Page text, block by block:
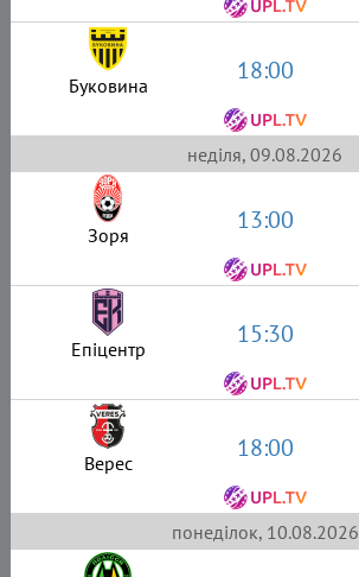
Буковина 18:00
неділя, 09.08.2026
Зоря 13:00
Епіцентр 15:30
Верес 18:00
понеділок, 10.08.2026